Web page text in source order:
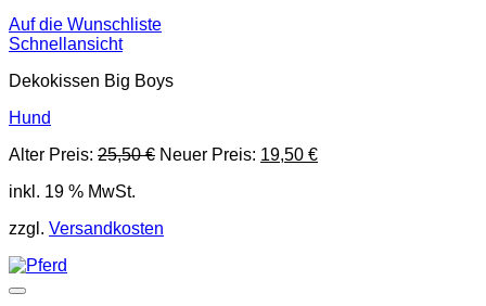
Auf die Wunschliste
Schnellansicht
Dekokissen Big Boys
Hund
Alter Preis: 25,50€ Ursprünglicher
Neuer Preis: 19,50 €Aktueller
inkl. 19 % MwSt.
zzgl. Versandkosten